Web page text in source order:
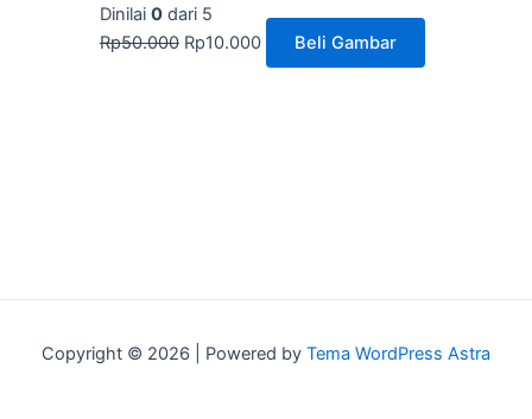
Dinilai 0dari 5
Rp50.000 Rp10.000 Beli Gambar
Copyright © 2026 | Powered by Tema WordPress Astra